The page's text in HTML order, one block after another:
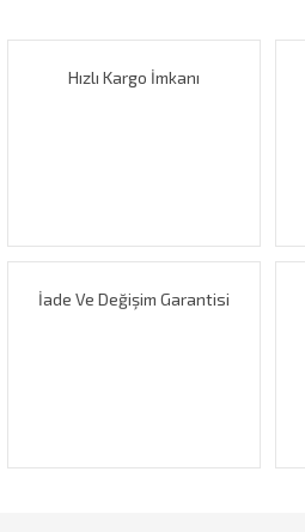
Hızlı Kargo İmkanı
İade Ve Değişim Garantisi